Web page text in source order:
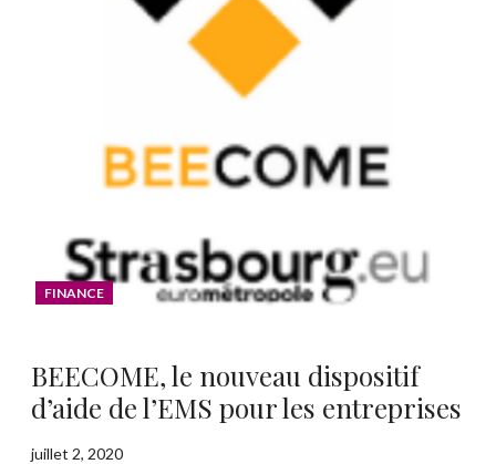
FINANCE
BEECOME, le nouveau dispositif
d’aide de l’EMS pour les entreprises
juillet 2, 2020